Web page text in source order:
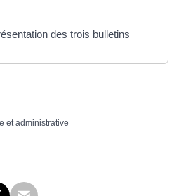
des trois bulletins
et administrative